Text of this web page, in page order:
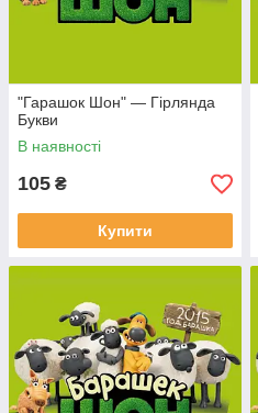
"Гарашок Шон" — Гірлянда
Букви
В наявності
105 ₴
Купити